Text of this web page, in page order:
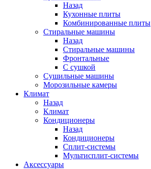
Назад
Кухонные плиты
Комбинированные плиты
Стиральные машины
Назад
Стиральные машины
Фронтальные
С сушкой
Сушильные машины
Морозильные камеры
Климат
Назад
Климат
Кондиционеры
Назад
Кондиционеры
Сплит-системы
Мультисплит-системы
Аксессуары